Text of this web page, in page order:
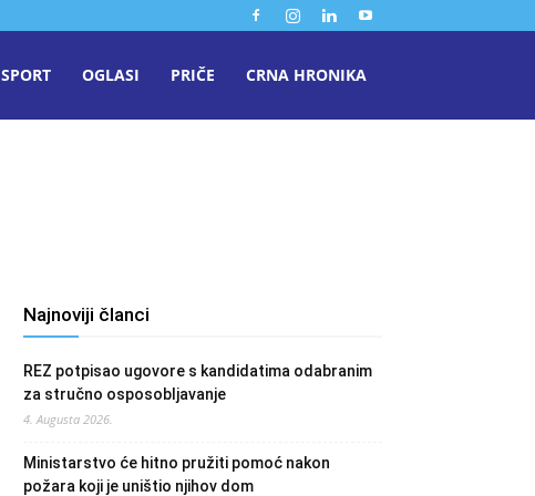
SPORT OGLASI PRIČE CRNA HRONIKA
Najnoviji članci
REZ potpisao ugovore s kandidatima odabranim
za stručno osposobljavanje
4. Augusta 2026.
Ministarstvo će hitno pružiti pomoć nakon
požara koji je uništio njihov dom